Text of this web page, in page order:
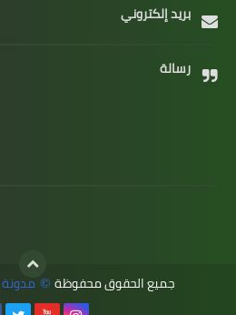
بريد إلكتروني
رسالة
جميع الحقوق محفوظة ©